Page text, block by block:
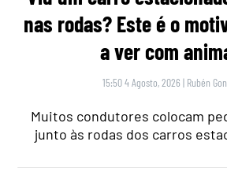
nas rodas? Este é o
a ver com
15:50 4 Agosto, 2026 | Rubén
Muitos condutores colocam
junto às rodas dos carros